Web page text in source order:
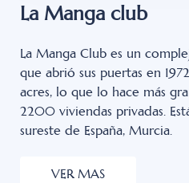
La Manga club
La Manga Club es un
que abrió sus puertas en
acres, lo que lo hace más
2200 viviendas privadas.
sureste de España, Murcia.
VER MAS